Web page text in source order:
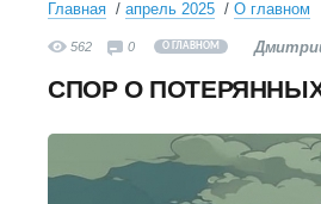
Главная апрель 2025 О главном
562 0 О ГЛАВНОМ
СПОР О